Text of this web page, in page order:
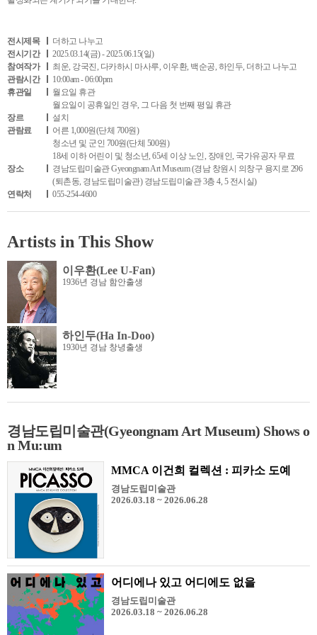
전시제목
더하고 나누고
전시기간
2025.03.14(금) - 2025.06.15(일)
참여작가
최운, 강국진, 다카하시 마사루, 이우환, 백순공, 하인두, 더하고 나누고
관람시간
10:00am - 06:00pm
휴관일
월요일 휴관
월요일이 공휴일인 경우, 그 다음 첫 번째 평일 휴관
장르
설치
관람료
어른 1,000원(단체 700원)
청소년 및 군인 700원(단체 500원)
18세 이하 어린이 및 청소년, 65세 이상 노인, 장애인, 국가유공자 무료
장소
경남도립미술관 Gyeongnam Art Museum (경남 창원시 의창구 용지로 296
(퇴촌동, 경남도립미술관) 경남도립미술관 3층 4, 5 전시실)
연락처
055-254-4600
Artists in This Show
이우환(Lee U-Fan)
1936년 경남 함안출생
하인두(Ha In-Doo)
1930년 경남 창녕출생
경남도립미술관(Gyeongnam Art Museum) Shows o
n Mu:um
MMCA 이건희 컬렉션 : 피카소 도예
경남도립미술관
2026.03.18 ~ 2026.06.28
어디에나 있고 어디에도 없을
경남도립미술관
2026.03.18 ~ 2026.06.28